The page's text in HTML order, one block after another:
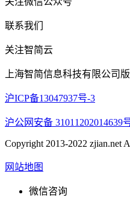
联系我们
关注智简云
上海智简信息科技有限公司
沪ICP备13047937号-3
沪公网安备 31011202014639
Copyright 2013-2022 zjian.net
网站地图
微信咨询